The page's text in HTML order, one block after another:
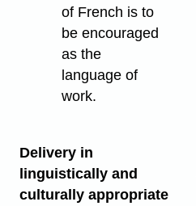
of French is to
be encouraged
as the
language of
work.
Delivery in
linguistically and
culturally appropriate